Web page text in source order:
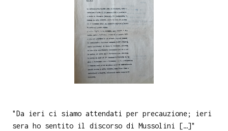
"Da ieri ci siamo attendati per precauzione; ieri
sera ho sentito il discorso di Mussolini […]"